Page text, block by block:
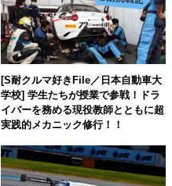
[S耐クルマ好きFile／日本自動車大
学校] 学生たちが授業で参戦！ドラ
イバーを務める現役教師とともに超
実践的メカニック修行！！